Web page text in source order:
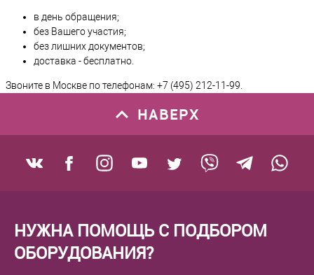
в день обращения;
без Вашего участия;
без лишних документов;
доставка - бесплатно.
Звоните в Москве по телефонам: +7 (495) 212-11-99.
НАВЕРХ
НУЖНА ПОМОЩЬ С ПОДБОРОМ
ОБОРУДОВАНИЯ?